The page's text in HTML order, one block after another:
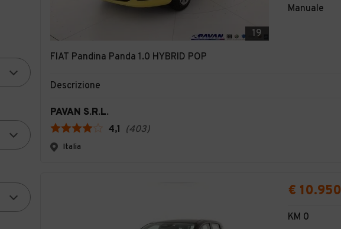
19
FIAT Pandina Panda 1.0 HYBRID POP
Manuale
Descrizione
PAVAN S.R.L.
4,1 (403)
Italia
€ 10.950
KM 0